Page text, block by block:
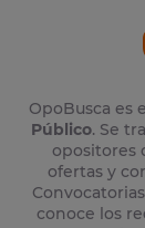
OpoBusca es
Público. Se
opositores
ofertas y
conoce los